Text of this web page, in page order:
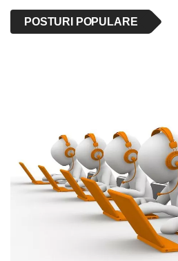
POSTURI POPULARE